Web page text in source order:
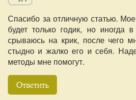
Спасибо за отличную статью.
будет только годик, но иногда
срываюсь на крик, после чего
стыдно и жалко его и себя.
методы мне помогут.
Ответить